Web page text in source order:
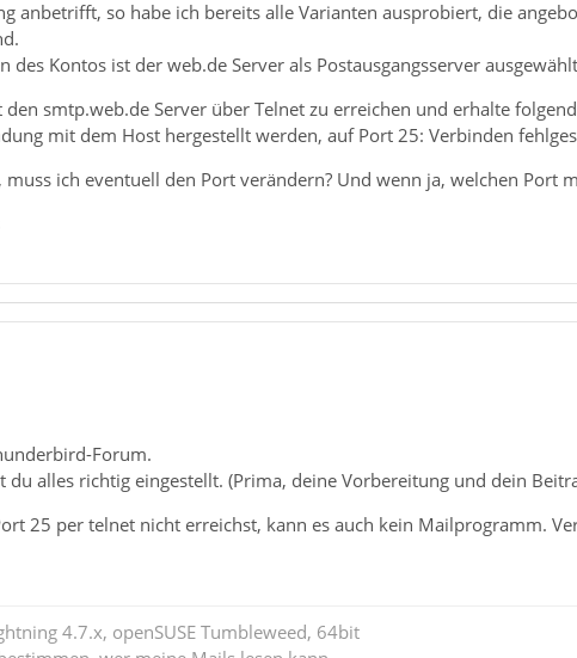
anbetrifft, so habe ich bereits alle Varianten ausprobiert, die
des Kontos ist der web.de Server als Postausgangsserver
den smtp.web.de Server über Telnet zu erreichen und erhalte
mit dem Host hergestellt werden, auf Port 25: Verbinden
muss ich eventuell den Port verändern? Und wenn ja, welchen Port
Forum.
du alles richtig eingestellt. (Prima, deine Vorbereitung und dein
25 per telnet nicht erreichst, kann es auch kein Mailprogramm.
4.7.x, openSUSE Tumbleweed, 64bit